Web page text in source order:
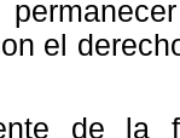
el
de